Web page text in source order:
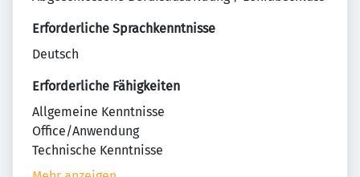
Erforderliche Sprachkenntnisse
Deutsch
Erforderliche Fähigkeiten
Allgemeine Kenntnisse
Office/Anwendung
Technische Kenntnisse